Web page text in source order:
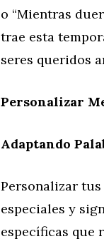
o “Mientras
trae esta
seres queridos
Personalizar
Adaptando
Personalizar tus
especiales y
específicas que